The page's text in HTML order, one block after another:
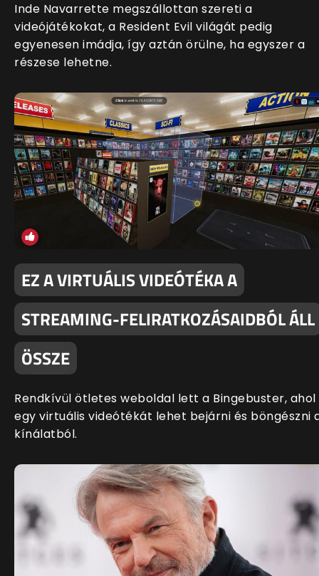
Inde Navarrette megszállottan szereti a
videójátékokat, a Resident Evil világát pedig
egyenesen imádja, így aztán örülne, ha egyszer a
részese lehetne.
EZ A VIRTUÁLIS VIDEÓTÉKA A
STREAMING-FELIRATKOZÁSAIDBÓL ÁLL
ÖSSZE
Rendkívül ötletes weboldal lett a Bingebuster, ahol
egy virtuális videótékát lehet bejárni és böngészni
kínálatból.